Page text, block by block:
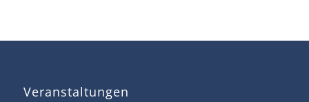
Veranstaltungen